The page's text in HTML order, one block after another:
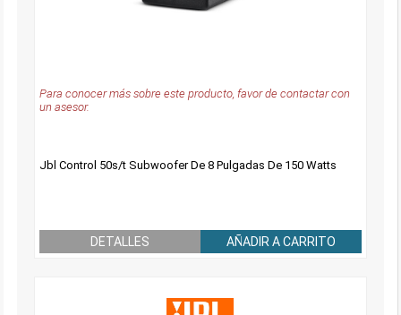
Para conocer más sobre este producto, favor de contactar con
un asesor.
Jbl Control 50s/t Subwoofer De 8 Pulgadas De 150 Watts
DETALLES AÑADIR A CARRITO